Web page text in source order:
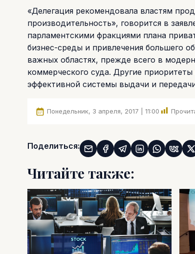
«Делегация рекомендовала властям
производительность», говорится в
парламентскими фракциями плана
бизнес-среды и привлечения большего
важных областях, прежде всего в
коммерческого суда. Другие
эффективной системы выдачи и
Понедельник, 3 апреля, 2017 | 11:00
Поделиться:
Читайте также: